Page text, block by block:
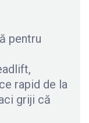
pentru
rapid de la
griji că